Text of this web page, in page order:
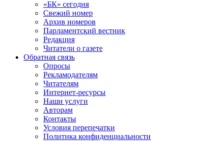
«БК» сегодня
Свежий номер
Архив номеров
Парламентский вестник
Редакция
Читатели о газете
Обратная связь
Опросы
Рекламодателям
Читателям
Интернет-ресурсы
Наши услуги
Авторам
Контакты
Условия перепечатки
Политика конфиденциальности